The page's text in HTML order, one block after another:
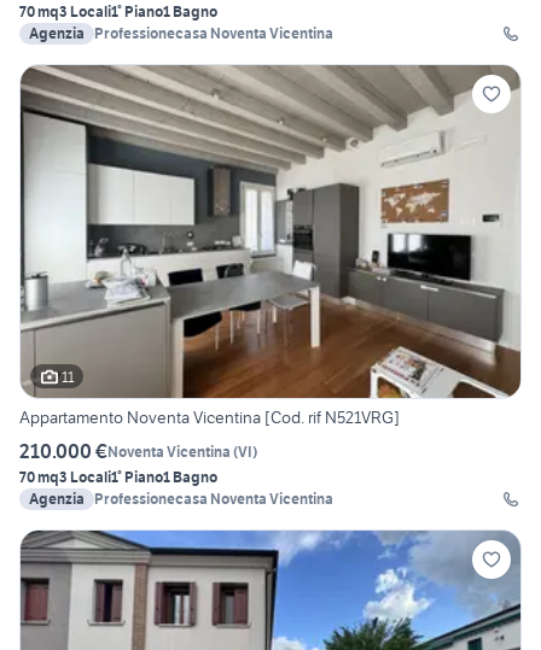
70 mq3 Locali1° Piano1 Bagno
Agenzia
Professionecasa Noventa Vicentina
11
Appartamento Noventa Vicentina [Cod. rif N521VRG]
210.000 €Noventa Vicentina (VI)
70 mq3 Locali1° Piano1 Bagno
Agenzia
Professionecasa Noventa Vicentina